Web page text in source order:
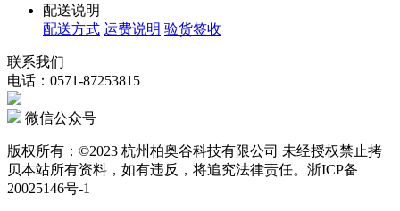
配送说明
配送方式 运费说明 验货签收
联系我们
电话：0571-87253815
微信公众号
版权所有：©2023 杭州柏奥谷科技有限公司 未经授权禁止拷
贝本站所有资料，如有违反，将追究法律责任。浙ICP备
20025146号-1